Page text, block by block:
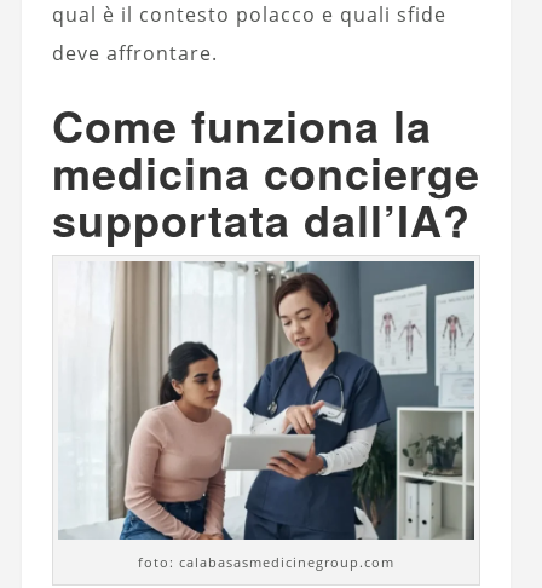
qual è il contesto polacco e quali sfide
deve affrontare.
Come funziona la
medicina concierge
supportata dall’IA?
foto: calabasasmedicinegroup.com